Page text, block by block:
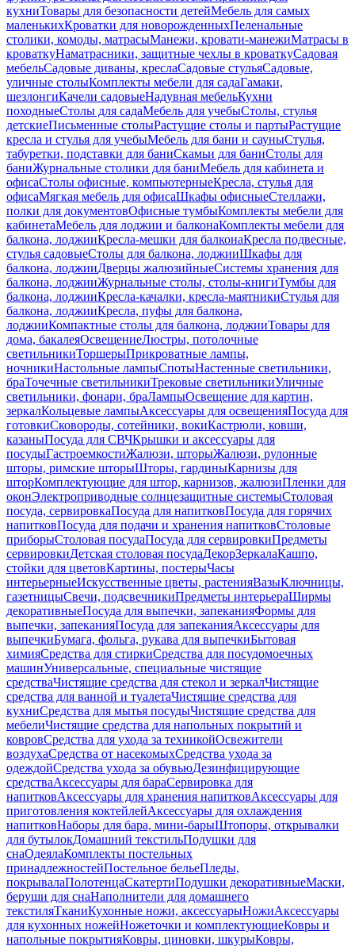
кухниТовары для безопасности детейМебель для самых
маленькихКроватки для новорожденныхПеленальные
столики, комоды, матрасыМанежи, кровати-манежиМатрасы в
кроваткуНаматрасники, защитные чехлы в кроваткуСадовая
мебельСадовые диваны, креслаСадовые стульяСадовые,
уличные столыКомплекты мебели для садаГамаки,
шезлонгиКачели садовыеНадувная мебельКухни
походныеСтолы для садаМебель для учебыСтолы, стулья
детскиеПисьменные столыРастущие столы и партыРастущие
кресла и стулья для учебыМебель для бани и сауныСтулья,
табуретки, подставки для баниСкамьи для баниСтолы для
баниЖурнальные столики для баниМебель для кабинета и
офисаСтолы офисные, компьютерныеКресла, стулья для
офисаМягкая мебель для офисаШкафы офисныеСтеллажи,
полки для документовОфисные тумбыКомплекты мебели для
кабинетаМебель для лоджии и балконаКомплекты мебели для
балкона, лоджииКресла-мешки для балконаКресла подвесные,
стулья садовыеСтолы для балкона, лоджииШкафы для
балкона, лоджииДверцы жалюзийныеСистемы хранения для
балкона, лоджииЖурнальные столы, столы-книгиТумбы для
балкона, лоджииКресла-качалки, кресла-маятникиСтулья для
балкона, лоджииКресла, пуфы для балкона,
лоджииКомпактные столы для балкона, лоджииТовары для
дома, бакалеяОсвещениеЛюстры, потолочные
светильникиТоршерыПрикроватные лампы,
ночникиНастольные лампыСпотыНастенные светильники,
браТочечные светильникиТрековые светильникиУличные
светильники, фонари, браЛампыОсвещение для картин,
зеркалКольцевые лампыАксессуары для освещенияПосуда для
готовкиСковороды, сотейники, вокиКастрюли, ковши,
казаныПосуда для СВЧКрышки и аксессуары для
посудыГастроемкостиЖалюзи, шторыЖалюзи, рулонные
шторы, римские шторыШторы, гардиныКарнизы для
шторКомплектующие для штор, карнизов, жалюзиПленки для
оконЭлектроприводные солнцезащитные системыСтоловая
посуда, сервировкаПосуда для напитковПосуда для горячих
напитковПосуда для подачи и хранения напитковСтоловые
приборыСтоловая посудаПосуда для сервировкиПредметы
сервировкиДетская столовая посудаДекорЗеркалаКашпо,
стойки для цветовКартины, постерыЧасы
интерьерныеИскусственные цветы, растенияВазыКлючницы,
газетницыСвечи, подсвечникиПредметы интерьераШирмы
декоративныеПосуда для выпечки, запеканияФормы для
выпечки, запеканияПосуда для запеканияАксессуары для
выпечкиБумага, фольга, рукава для выпечкиБытовая
химияСредства для стиркиСредства для посудомоечных
машинУниверсальные, специальные чистящие
средстваЧистящие средства для стекол и зеркалЧистящие
средства для ванной и туалетаЧистящие средства для
кухниСредства для мытья посудыЧистящие средства для
мебелиЧистящие средства для напольных покрытий и
ковровСредства для ухода за техникойОсвежители
воздухаСредства от насекомыхСредства ухода за
одеждойСредства ухода за обувьюДезинфицирующие
средстваАксессуары для бараСервировка для
напитковАксессуары для хранения напитковАксессуары для
приготовления коктейлейАксессуары для охлаждения
напитковНаборы для бара, мини-барыШтопоры, открывалки
для бутылокДомашний текстильПодушки для
снаОдеялаКомплекты постельных
принадлежностейПостельное бельеПледы,
покрывалаПолотенцаСкатертиПодушки декоративныеМаски,
беруши для снаНаполнители для домашнего
текстиляТканиКухонные ножи, аксессуарыНожиАксессуары
для кухонных ножейНожеточки и комплектующиеКовры и
напольные покрытияКовры, циновки, шкурыКовры,